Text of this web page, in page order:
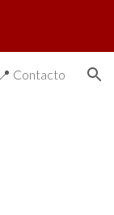
📍 Contacto